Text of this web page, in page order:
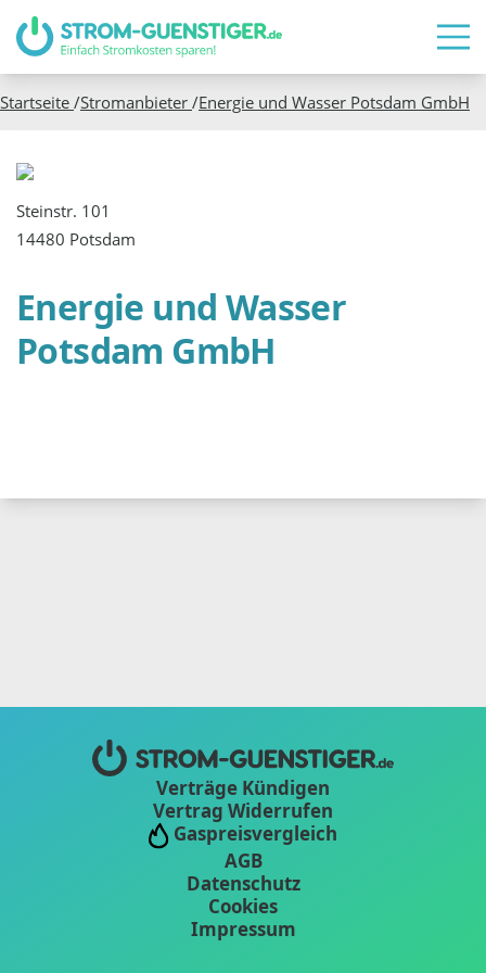
Startseite /Stromanbieter /Energie und Wasser Potsdam GmbH
Energie und Wasser
Potsdam GmbH
Steinstr. 101
14480 Potsdam
Verträge Kündigen
Vertrag Widerrufen
Gaspreisvergleich
AGB
Datenschutz
Cookies
Impressum